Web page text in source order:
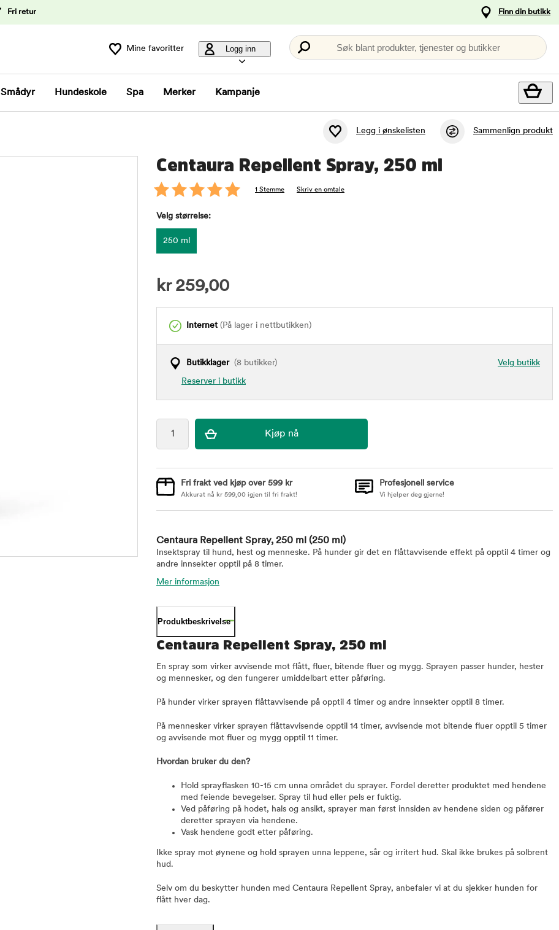
Fri retur Finn din butikk
Mine favoritter Logg inn Søk blant produkter, tjenester og butikker
Smådyr Hundeskole Spa Merker Kampanje
Legg i ønskelisten Sammenlign produkt
Centaura Repellent Spray, 250 ml
1 Stemme Skriv en omtale
Velg størrelse:
250 ml
kr 259,00
Internet (På lager i nettbutikken)
Velg butikk
Butikklager(8 butikker)
Reserver i butikk
Fri frakt ved kjøp over 599 kr
Akkurat nå kr 599,00 igjen til fri frakt!
Profesjonell service
Vi hjelper deg gjerne!
Centaura Repellent Spray, 250 ml (250 ml)
Insektspray til hund, hest og menneske. På hunder gir det en flåttavvisende effekt på opptil 4 timer og
andre innsekter opptil på 8 timer.
Mer informasjon
Produktbeskrivelse
Centaura Repellent Spray, 250 ml
En spray som virker avvisende mot flått, fluer, bitende fluer og mygg. Sprayen passer hunder, hester
og mennesker, og den fungerer umiddelbart etter påføring.
På hunder virker sprayen flåttavvisende på opptil 4 timer og andre innsekter opptil 8 timer.
På mennesker virker sprayen flåttavvisende opptil 14 timer, avvisende mot bitende fluer opptil 5 timer
og avvisende mot fluer og mygg opptil 11 timer.
Hvordan bruker du den?
Hold sprayflasken 10-15 cm unna området du sprayer. Fordel deretter produktet med hendene
med feiende bevegelser. Spray til hud eller pels er fuktig.
Ved påføring på hodet, hals og ansikt, sprayer man først innsiden av hendene siden og påfører
deretter sprayen via hendene.
Vask hendene godt etter påføring.
Ikke spray mot øynene og hold sprayen unna leppene, sår og irritert hud. Skal ikke brukes på solbrent
hud.
Selv om du beskytter hunden med Centaura Repellent Spray, anbefaler vi at du sjekker hunden for
flått hver dag.